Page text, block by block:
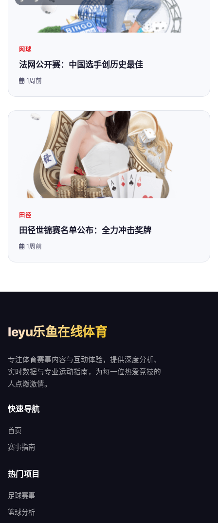
网球
法网公开赛：中国选手创历史最佳
1周前
田径
田径世锦赛名单公布：全力冲击奖牌
1周前
leyu乐鱼在线体育
专注体育赛事内容与互动体验，提供深度分析、
实时数据与专业运动指南，为每一位热爱竞技的
人点燃激情。
快速导航
首页
赛事指南
热门项目
足球赛事
篮球分析